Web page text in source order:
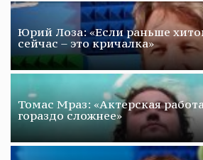
Юрий Лоза: «Если раньше
сейчас – это кричалка»
Томас Мраз: «Актерская
гораздо сложнее»